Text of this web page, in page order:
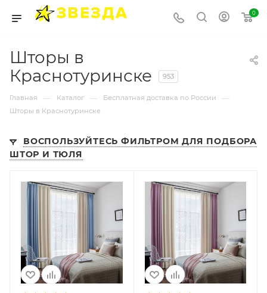
0
Шторы в
Краснотуринске
953
Главная — Каталог — Бесплатная доставка по России —
Шторы в Краснотуринске
ВОСПОЛЬЗУЙТЕСЬ ФИЛЬТРОМ ДЛЯ ПОДБОРА
ШТОР И ТЮЛЯ